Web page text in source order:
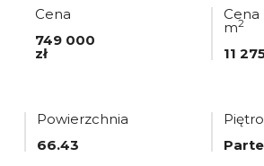
Cena
749 000
zł
Cena
m2
11
Powierzchnia
66.43
Piętro